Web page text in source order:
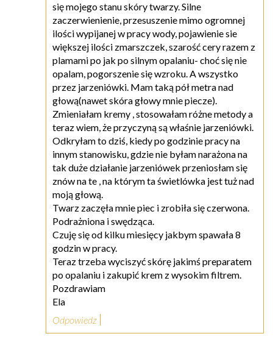
się mojego stanu skóry twarzy. Silne
zaczerwienienie, przesuszenie mimo ogromnej
ilości wypijanej w pracy wody, pojawienie sie
większej ilości zmarszczek, szarość cery razem z
plamami po jak po silnym opalaniu- choć się nie
opalam, pogorszenie się wzroku. A wszystko
przez jarzeniówki. Mam taką pół metra nad
głową(nawet skóra głowy mnie piecze).
Zmieniałam kremy , stosowałam różne metody a
teraz wiem, że przyczyną są właśnie jarzeniówki.
Odkryłam to dziś, kiedy po godzinie pracy na
innym stanowisku, gdzie nie byłam narażona na
tak duże działanie jarzeniówek przeniosłam się
znów na te , na którym ta świetlówka jest tuż nad
moją głową.
Twarz zaczęła mnie piec i zrobiła się czerwona.
Podrażniona i swędząca.
Czuję się od kilku miesięcy jakbym spawała 8
godzin w pracy.
Teraz trzeba wyciszyć skórę jakimś preparatem
po opalaniu i zakupić krem z wysokim filtrem.
Pozdrawiam
Ela
Odpowiedz